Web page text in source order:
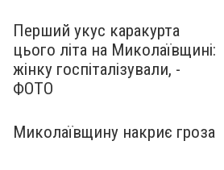
Перший укус каракурта
цього літа на Миколаївщині:
жінку госпіталізували, -
ФОТО
Миколаївщину накриє гроза